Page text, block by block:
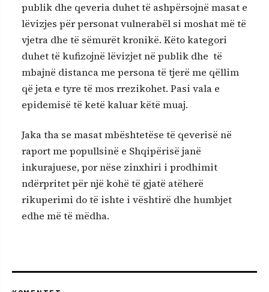
publik dhe qeveria duhet të ashpërsojnë masat e
lëvizjes për personat vulnerabël si moshat më të
vjetra dhe të sëmurët kronikë. Këto kategori
duhet të kufizojnë lëvizjet në publik dhe të
mbajnë distanca me persona të tjerë me qëllim
që jeta e tyre të mos rrezikohet. Pasi vala e
epidemisë të ketë kaluar këtë muaj.
Jaka tha se masat mbështetëse të qeverisë në
raport me popullsinë e Shqipërisë janë
inkurajuese, por nëse zinxhiri i prodhimit
ndërpritet për një kohë të gjatë atëherë
rikuperimi do të ishte i vështirë dhe humbjet
edhe më të mëdha.